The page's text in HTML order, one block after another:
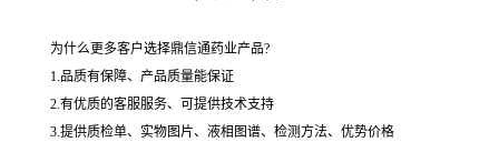
为什么更多客户选择鼎信通药业产品?
1.品质有保障、产品质量能保证
2.有优质的客服服务、可提供技术支持
3.提供质检单、实物图片、液相图谱、检测方法、优势价格